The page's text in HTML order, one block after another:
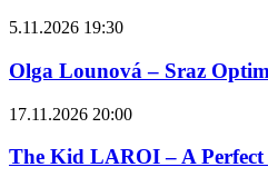
5.11.2026 19:30
Olga Lounová – Sraz
17.11.2026 20:00
The Kid LAROI – A